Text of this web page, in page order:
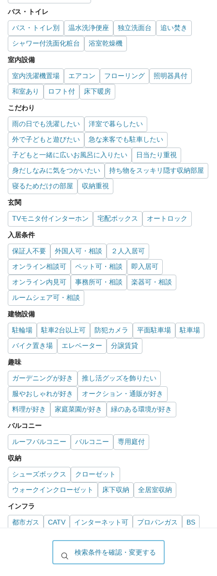
検索条件を確認・変更する
バス・トイレ
バス・トイレ別 温水洗浄便座 独立洗面台
追い焚き
シャワー付洗面化粧台
浴室乾燥機
室内設備
室内洗濯機置場 エアコン フローリング
照明器具付
和室あり
ロフト付 床下暖房
こだわり
雨の日でも洗濯したい
洋室で暮らしたい
外で子どもと遊びたい
急な来客でも駐車したい
子どもと一緒に広いお風呂に入りたい
日当たり重視
身だしなみに気をつかいたい
持ち物をスッキリ隠す収納部屋
寝るためだけの部屋
収納重視
玄関
TVモニタ付インターホン 宅配ボックス オートロック
入居条件
保証人不要 外国人可・相談
２人入居可
オンライン相談可
ペット可・相談
即入居可
オンライン内見可
事務所可・相談
楽器可・相談
ルームシェア可・相談
建物設備
駐輪場 駐車2台以上可 防犯カメラ 平面駐車場
駐車場
バイク置き場
エレベーター 分譲賃貸
趣味
ガーデニングが好き
推し活グッズを飾りたい
服やおしゃれが好き
オークション・通販が好き
料理が好き
家庭菜園が好き 緑のある環境が好き
バルコニー
ルーフバルコニー バルコニー 専用庭付
収納
シューズボックス
クローゼット
ウォークインクローゼット
床下収納 全居室収納
インフラ
都市ガス CATV インターネット可 プロパンガス
BS